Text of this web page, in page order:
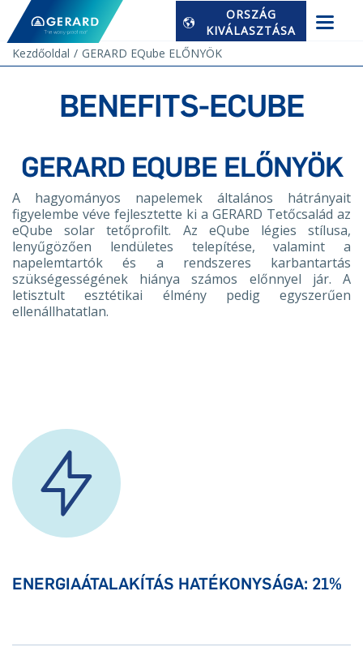
ORSZÁG
KIVÁLASZTÁSA
Kezdőoldal
GERARD EQube ELŐNYÖK
BENEFITS-ECUBE
GERARD EQUBE ELŐNYÖK
A hagyományos napelemek általános hátrányait
figyelembe véve fejlesztette ki a GERARD Tetőcsalád az
eQube solar tetőprofilt. Az eQube légies stílusa,
lenyűgözően lendületes telepítése, valamint a
napelemtartók és a rendszeres karbantartás
szükségességének hiánya számos előnnyel jár. A
letisztult esztétikai élmény pedig egyszerűen
ellenállhatatlan.
ENERGIAÁTALAKÍTÁS HATÉKONYSÁGA: 21%